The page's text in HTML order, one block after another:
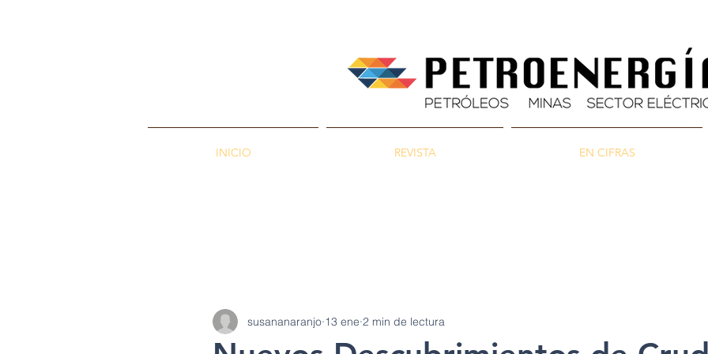
INICIO REVISTA EN CIFRAS
susananaranjo 13 ene 2 min de lectura